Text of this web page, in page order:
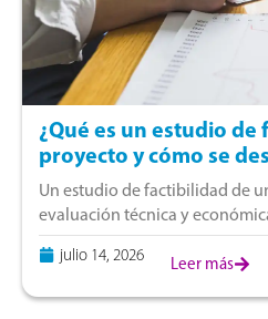
¿Qué es un estudio
proyecto y cómo se
Un estudio de factibilidad de
evaluación técnica y
inversión resulta viable antes
Perú, corresponde a la fase
julio 14, 2026 Leer más